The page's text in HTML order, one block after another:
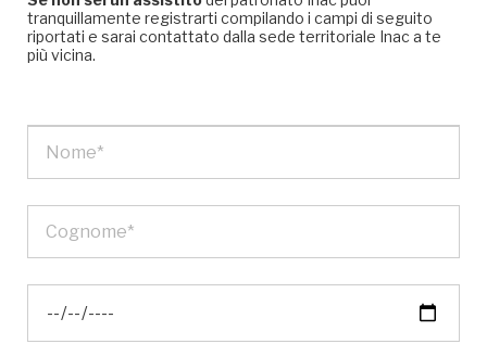
tranquillamente registrarti compilando i campi di seguito
riportati e sarai contattato dalla sede territoriale Inac a te
più vicina.